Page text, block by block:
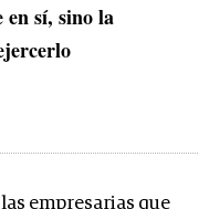
en sí, sino la
empresarias que